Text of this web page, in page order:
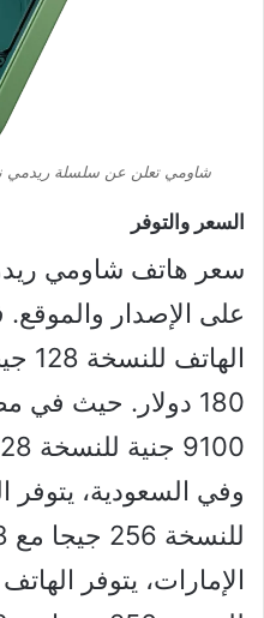
شاومي تعلن عن سلسلة ريدمي نوت 13 الجديدة في الوطن
السعر والتوفر
على الإصدار والموقع.
180 دولار. حيث في